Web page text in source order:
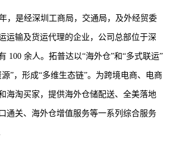
，是经深圳工商局，交通局，及外经贸委
运输及货运代理的企业，公司总部位于深
100 余人。拓普达以“海外仓”和“多式联运”
”，形成“多维生态链”。为跨境电商、电商
海淘买家，提供海外仓储配送、全美落地
通关、海外仓增值服务等一系列综合服务